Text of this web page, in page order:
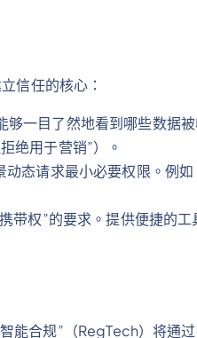
信任的核心：
够一目了然地看到哪些数据
绝用于营销”）。
动态请求最小必要权限。例
带权”的要求。提供便捷的工
能合规”（RegTech）将通